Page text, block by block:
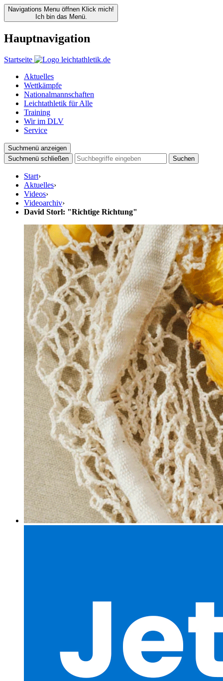
Navigations Menu öffnen Klick mich!
Ich bin das Menü.
Hauptnavigation
Startseite
Aktuelles
Wettkämpfe
Nationalmannschaften
Leichtathletik für Alle
Training
Wir im DLV
Service
Suchmenü anzeigen
Suchmenü schließen
Suchen
Start›
Aktuelles›
Videos›
Videoarchiv›
David Storl: "Richtige Richtung"